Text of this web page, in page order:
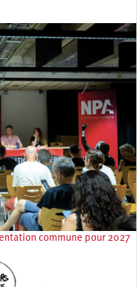
commune pour 2027